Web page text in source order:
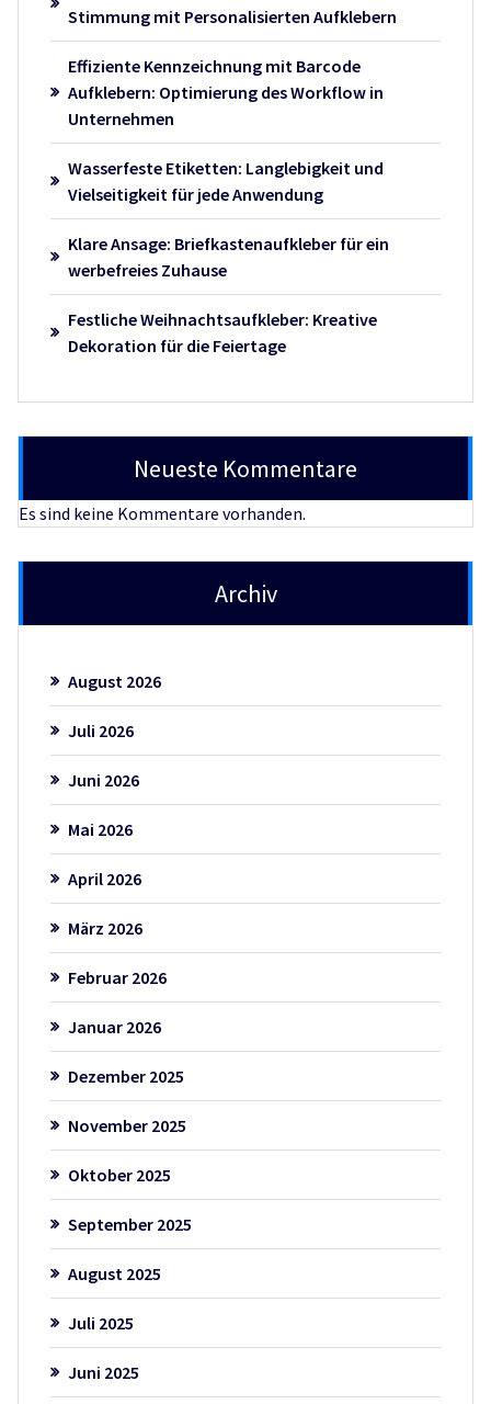
Stimmung mit Personalisierten Aufklebern
Effiziente Kennzeichnung mit Barcode
Aufklebern: Optimierung des Workflow in
Unternehmen
Wasserfeste Etiketten: Langlebigkeit und
Vielseitigkeit für jede Anwendung
Klare Ansage: Briefkastenaufkleber für ein
werbefreies Zuhause
Festliche Weihnachtsaufkleber: Kreative
Dekoration für die Feiertage
Neueste Kommentare
Es sind keine Kommentare vorhanden.
Archiv
August 2026
Juli 2026
Juni 2026
Mai 2026
April 2026
März 2026
Februar 2026
Januar 2026
Dezember 2025
November 2025
Oktober 2025
September 2025
August 2025
Juli 2025
Juni 2025